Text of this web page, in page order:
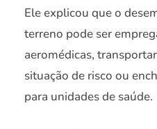
Ele explicou que o
terreno pode ser
aeromédicas,
situação de risco ou
para unidades de saúde.